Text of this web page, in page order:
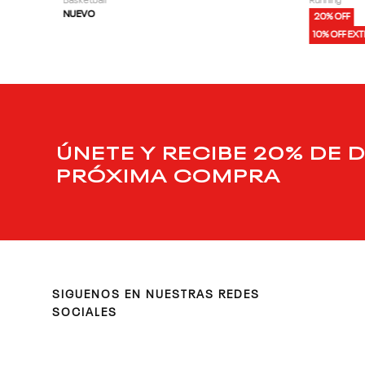
NUEVO
20% OFF
10% OFF
ÚNETE Y RECIBE 20% DE
PRÓXIMA COMPRA
SIGUENOS EN NUESTRAS REDES
SOCIALES